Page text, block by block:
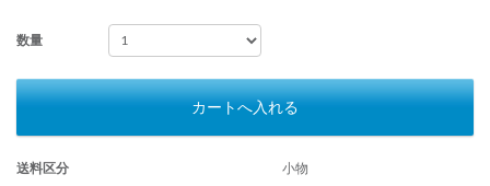
数量
カートへ入れる
送料区分
小物